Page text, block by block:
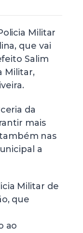
Militar
que vai
Salim
Militar,
da
mais
nas
a
Militar de
que
ao